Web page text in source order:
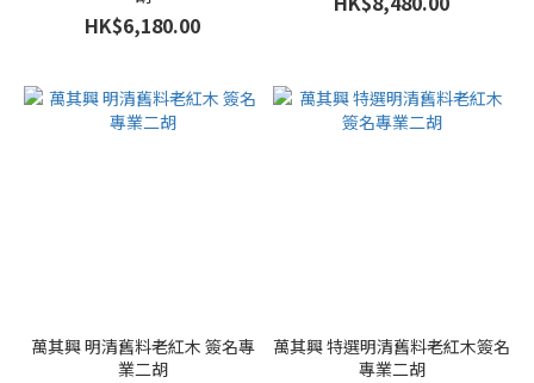
HK$6,180.00
萬其興 明清舊料老紅木 簽名專
業二胡
萬其興 特選明清舊料老紅木簽名
專業二胡